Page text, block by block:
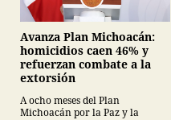
Avanza Plan Michoacán:
homicidios caen 46% y
refuerzan combate a la
extorsión
A ocho meses del Plan
Michoacán por la Paz y la